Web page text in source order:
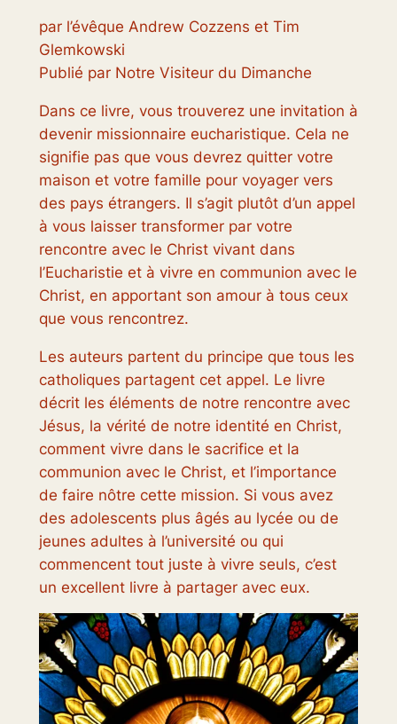
par l’évêque Andrew Cozzens et Tim
Glemkowski
Publié par Notre Visiteur du Dimanche
Dans ce livre, vous trouverez une invitation à
devenir missionnaire eucharistique. Cela ne
signifie pas que vous devrez quitter votre
maison et votre famille pour voyager vers
des pays étrangers. Il s’agit plutôt d’un appel
à vous laisser transformer par votre
rencontre avec le Christ vivant dans
l’Eucharistie et à vivre en communion avec le
Christ, en apportant son amour à tous ceux
que vous rencontrez.
Les auteurs partent du principe que tous les
catholiques partagent cet appel. Le livre
décrit les éléments de notre rencontre avec
Jésus, la vérité de notre identité en Christ,
comment vivre dans le sacrifice et la
communion avec le Christ, et l’importance
de faire nôtre cette mission. Si vous avez
des adolescents plus âgés au lycée ou de
jeunes adultes à l’université ou qui
commencent tout juste à vivre seuls, c’est
un excellent livre à partager avec eux.